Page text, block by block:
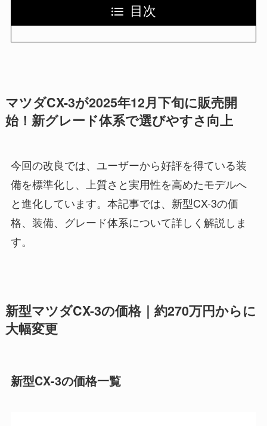
目次
マツダCX-3が2025年12月下旬に販売開
始！新グレード体系で選びやすさ向上
今回の改良では、ユーザーから好評を得ている装
備を標準化し、上質さと実用性を高めたモデルへ
と進化しています。本記事では、新型CX-3の価
格、装備、グレード体系について詳しく解説しま
す。
新型マツダCX-3の価格｜約270万円からに
大幅変更
新型CX-3の価格一覧